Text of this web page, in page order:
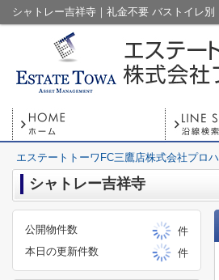
エステートトーワFC三鷹店株式会社プロ
シャトレー吉祥寺
公開物件数
件
本日の更新件数
件